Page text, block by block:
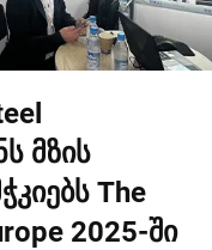
მზის
The
2025-ში